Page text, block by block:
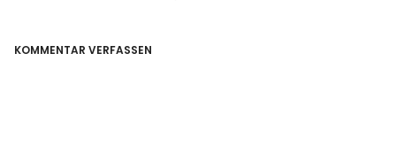
KOMMENTAR VERFASSEN